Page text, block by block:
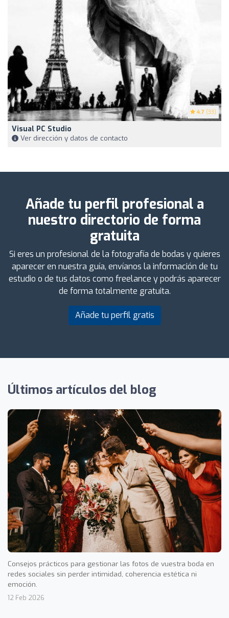
4.7 (33)
Visual PC Studio
Ver dirección y datos de contacto
Añade tu perfil profesional a
nuestro directorio de forma
gratuita
Si eres un profesional de la fotografía de bodas y quieres
aparecer en nuestra guía, envíanos la información de tu
estudio o de tus datos como freelance y podrás aparecer
de forma totalmente gratuita.
Añade tu perfil gratis
Últimos artículos del blog
Consejos prácticos para gestionar las fotos de vuestra boda en
redes sociales sin perder intimidad, coherencia estética ni
emoción.
12 Feb 2026